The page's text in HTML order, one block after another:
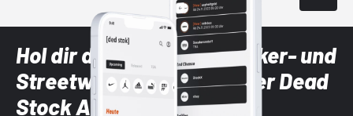
Hol dir die neuesten Sneaker- und
Streetwear-Brands mit der Dead
Stock App